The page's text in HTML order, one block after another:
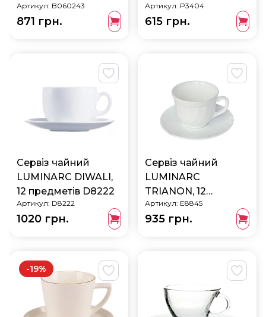
Артикул: B060243
871 грн.
P3404
Артикул: P3404
615 грн.
Сервіз чайний
LUMINARC DIWALI,
12 предметів D8222
Артикул: D8222
1020 грн.
Сервіз чайний
LUMINARC
TRIANON, 12
предметів E8845
Артикул: E8845
935 грн.
-19%